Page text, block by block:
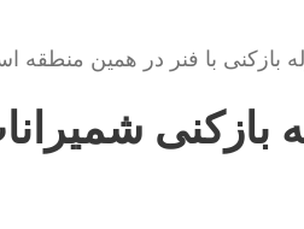
بازکنی با فنر در همین منطقه